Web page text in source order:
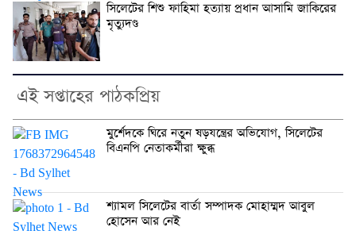
সিলেটের শিশু ফাহিমা হত্যায় প্রধান আসামি জাকিরের
মৃত্যুদণ্ড
এই সপ্তাহের পাঠকপ্রিয়
মুর্শেদকে ঘিরে নতুন ষড়যন্ত্রের অভিযোগ, সিলেটের
বিএনপি নেতাকর্মীরা ক্ষুব্ধ
শ্যামল সিলেটের বার্তা সম্পাদক মোহাম্মদ আবুল
হোসেন আর নেই